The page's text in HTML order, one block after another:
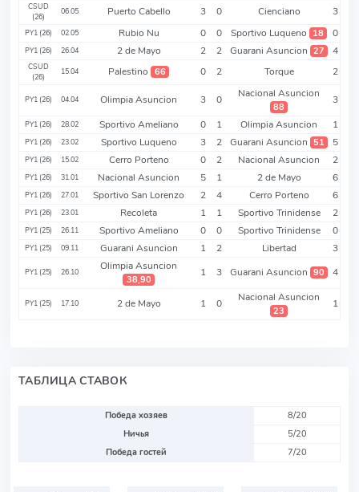
CSUD
(26)
06.05 Puerto Cabello 3 0 Cienciano 3
PY1 (26) 02.05 Rubio Nu 0 0 Sportivo Luqueno 18 0
PY1 (26) 26.04 2 de Mayo 2 2 Guarani Asuncion 27 4
CSUD
(26)
15.04 Palestino 66 0 2 Torque 2
PY1 (26) 04.04 Olimpia Asuncion 3 0 Nacional Asuncion
88
3
PY1 (26) 28.02 Sportivo Ameliano 0 1 Olimpia Asuncion 1
PY1 (26) 23.02 Sportivo Luqueno 3 2 Guarani Asuncion 51 5
PY1 (26) 15.02 Cerro Porteno 0 2 Nacional Asuncion 2
PY1 (26) 31.01 Nacional Asuncion 5 1 2 de Mayo 6
PY1 (26) 27.01 Sportivo San Lorenzo 2 4 Cerro Porteno 6
PY1 (26) 23.01 Recoleta 1 1 Sportivo Trinidense 2
PY1 (25) 26.11 Sportivo Ameliano 0 0 Sportivo Trinidense 0
PY1 (25) 09.11 Guarani Asuncion 1 2 Libertad 3
PY1 (25) 26.10 Olimpia Asuncion
38,90
1 3 Guarani Asuncion 90 4
PY1 (25) 17.10 2 de Mayo 1 0 Nacional Asuncion
23
1
ТАБЛИЦА СТАВОК
Победа хозяев
8/20
Ничья
5/20
Победа гостей
7/20